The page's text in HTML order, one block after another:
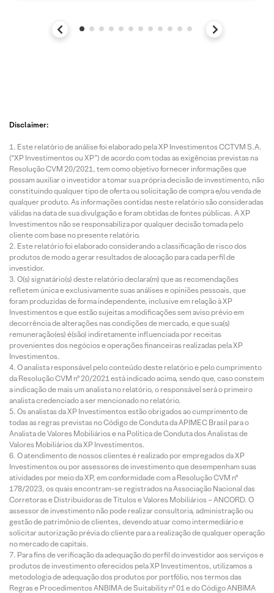
Disclaimer:
Este relatório de análise foi elaborado pela XP Investimentos CCTVM S.A.
(“XP Investimentos ou XP”) de acordo com todas as exigências previstas na
Resolução CVM 20/2021, tem como objetivo fornecer informações que
possam auxiliar o investidor a tomar sua própria decisão de investimento, não
constituindo qualquer tipo de oferta ou solicitação de compra e/ou venda de
qualquer produto. As informações contidas neste relatório são consideradas
válidas na data de sua divulgação e foram obtidas de fontes públicas. A XP
Investimentos não se responsabiliza por qualquer decisão tomada pelo
cliente com base no presente relatório.
Este relatório foi elaborado considerando a classificação de risco dos
produtos de modo a gerar resultados de alocação para cada perfil de
investidor.
O(s) signatário(s) deste relatório declara(m) que as recomendações
refletem única e exclusivamente suas análises e opiniões pessoais, que
foram produzidas de forma independente, inclusive em relação à XP
Investimentos e que estão sujeitas a modificações sem aviso prévio em
decorrência de alterações nas condições de mercado, e que sua(s)
remuneração(es) é(são) indiretamente influenciada por receitas
provenientes dos negócios e operações financeiras realizadas pela XP
Investimentos.
O analista responsável pelo conteúdo deste relatório e pelo cumprimento
da Resolução CVM nº 20/2021 está indicado acima, sendo que, caso constem
a indicação de mais um analista no relatório, o responsável será o primeiro
analista credenciado a ser mencionado no relatório.
Os analistas da XP Investimentos estão obrigados ao cumprimento de
todas as regras previstas no Código de Conduta da APIMEC Brasil para o
Analista de Valores Mobiliários e na Política de Conduta dos Analistas de
Valores Mobiliários da XP Investimentos.
O atendimento de nossos clientes é realizado por empregados da XP
Investimentos ou por assessores de investimento que desempenham suas
atividades por meio da XP, em conformidade com a Resolução CVM nº
178/2023, os quais encontram-se registrados na Associação Nacional das
Corretoras e Distribuidoras de Títulos e Valores Mobiliários – ANCORD. O
assessor de investimento não pode realizar consultoria, administração ou
gestão de patrimônio de clientes, devendo atuar como intermediário e
solicitar autorização prévia do cliente para a realização de qualquer operação
no mercado de capitais.
Para fins de verificação da adequação do perfil do investidor aos serviços e
produtos de investimento oferecidos pela XP Investimentos, utilizamos a
metodologia de adequação dos produtos por portfólio, nos termos das
Regras e Procedimentos ANBIMA de Suitability nº 01 e do Código ANBIMA